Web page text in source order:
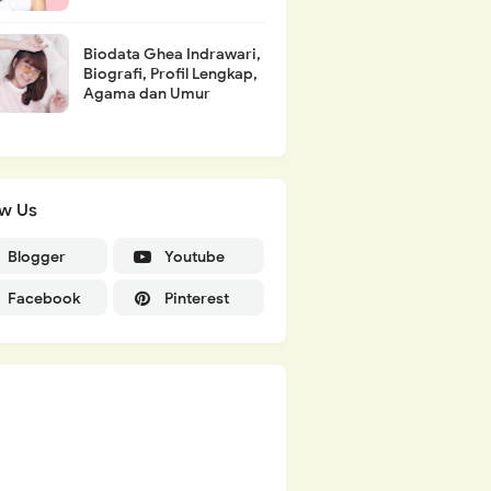
Biodata Ghea Indrawari,
Biografi, Profil Lengkap,
Agama dan Umur
Us
Blogger Youtube
Facebook Pinterest